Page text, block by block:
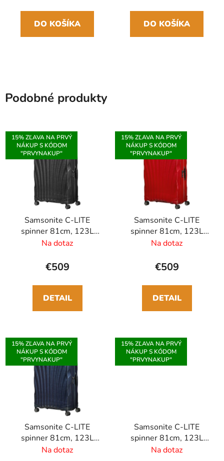
DO KOŠÍKA DO KOŠÍKA
Podobné produkty
15% ZĽAVA NA PRVÝ
NÁKUP S KÓDOM
"PRVYNAKUP"
Samsonite C-LITE
spinner 81cm, 123L
čierna
Na dotaz
€509
DETAIL
15% ZĽAVA NA PRVÝ
NÁKUP S KÓDOM
"PRVYNAKUP"
Samsonite C-LITE
spinner 81cm, 123L
červená
Na dotaz
€509
DETAIL
15% ZĽAVA NA PRVÝ
NÁKUP S KÓDOM
"PRVYNAKUP"
Samsonite C-LITE
spinner 81cm, 123L
tmavo-modrá
Na dotaz
15% ZĽAVA NA PRVÝ
NÁKUP S KÓDOM
"PRVYNAKUP"
Samsonite C-LITE
spinner 81cm, 123L
biela
Na dotaz